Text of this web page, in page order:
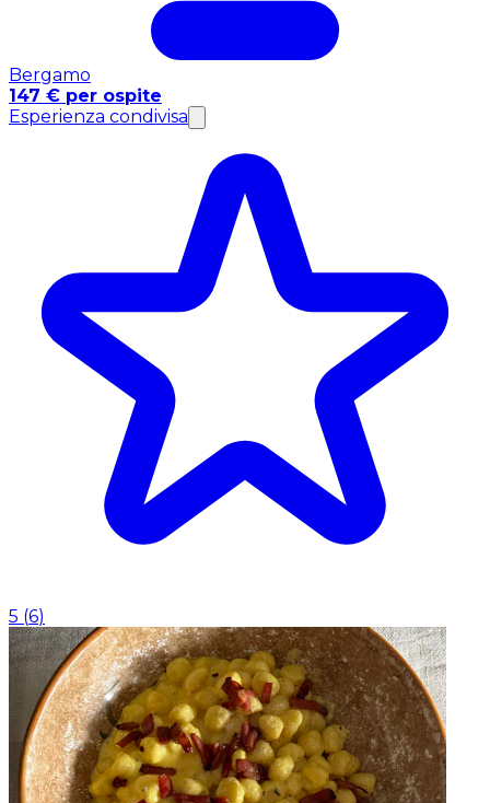
Bergamo
147 € per ospite
Esperienza condivisa
5 (6)